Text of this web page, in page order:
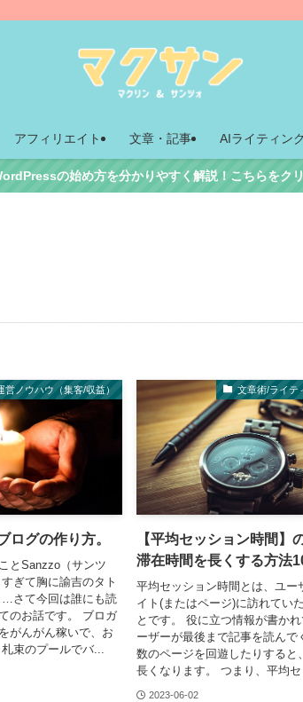
アフィリエイト 文章・記事 AIライティン
の始め方を分かりやすく解説！こちらをク
営ノウハウ（集客/収益）
ログの作り方。
とSanzzo（サンツ
ぎて胸に諭吉のタト
…さて今回は誰にも読
のお話です。 ブロガ
がんがん稼いで、お
束のプールでバ...
文章術/ライテ
【平均セッション時間】
滞在時間を長くする方法
平均セッション時間とは、ユー
イト(またはページ)に訪れてい
とです。 役に立つ情報が書か
ーザーが最後まで記事を読んで
数のページを回遊したりすると
長くなります。 つまり、平均セ
2023-06-02